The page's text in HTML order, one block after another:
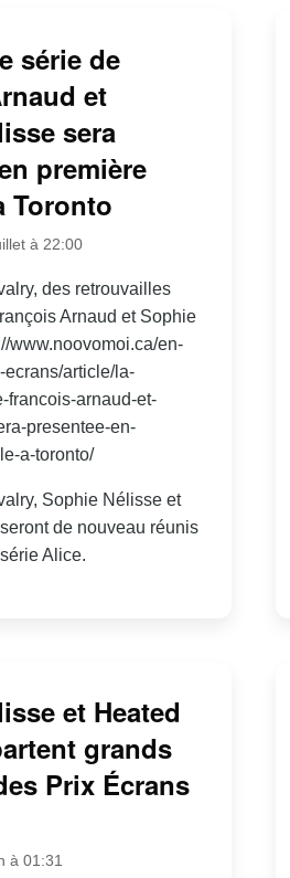
série de
et
sera
première
Toronto
à 22:00
des retrouvailles
Arnaud et Sophie
www.noovomoi.ca/en-
article/la-
francois-arnaud-et-
presentee-en-
a-toronto/
Sophie Nélisse et
de nouveau réunis
Alice.
et Heated
grands
Prix Écrans
à 01:31